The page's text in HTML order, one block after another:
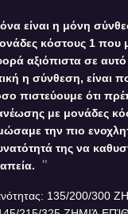
είναι η μόνη
κόστους 1 που
αξιόπιστα σε
η σύνθεση, είναι
πιστεύουμε ότι
με μονάδες
την πιο
της να
135/200/300